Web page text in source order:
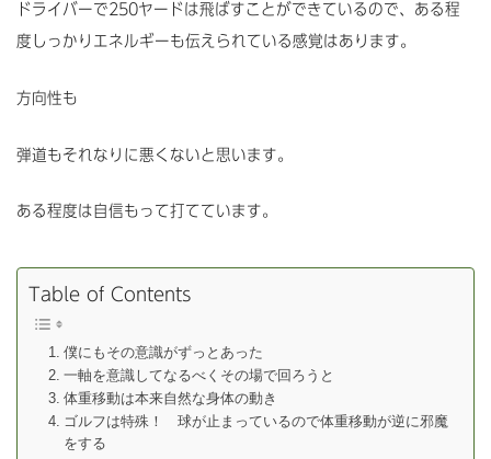
ドライバーで250ヤードは飛ばすことができているので、ある程
度しっかりエネルギーも伝えられている感覚はあります。
方向性も
弾道もそれなりに悪くないと思います。
ある程度は自信もって打てています。
Table of Contents
僕にもその意識がずっとあった
一軸を意識してなるべくその場で回ろうと
体重移動は本来自然な身体の動き
ゴルフは特殊！ 球が止まっているので体重移動が逆に邪魔
をする